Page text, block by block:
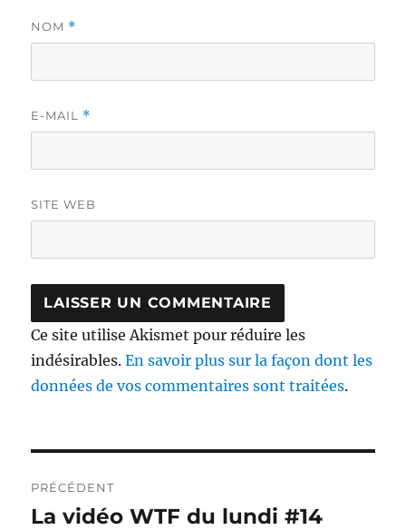
NOM *
E-MAIL *
SITE WEB
Ce site utilise Akismet pour réduire les
indésirables.En savoir plus sur la façon dont les
données de vos commentaires sont traitées.
de
PRÉCÉDENT
Publication
La vidéo WTF du lundi #14